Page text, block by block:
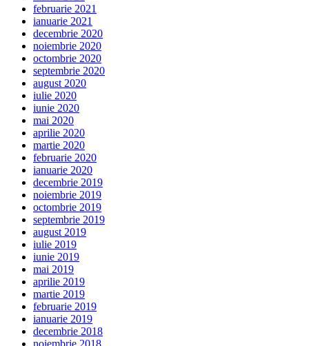
februarie 2021
ianuarie 2021
decembrie 2020
noiembrie 2020
octombrie 2020
septembrie 2020
august 2020
iulie 2020
iunie 2020
mai 2020
aprilie 2020
martie 2020
februarie 2020
ianuarie 2020
decembrie 2019
noiembrie 2019
octombrie 2019
septembrie 2019
august 2019
iulie 2019
iunie 2019
mai 2019
aprilie 2019
martie 2019
februarie 2019
ianuarie 2019
decembrie 2018